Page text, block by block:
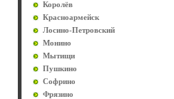
Королёв
Красноармейск
Лосино-Петровский
Монино
Мытищи
Пушкино
Софрино
Фрязино